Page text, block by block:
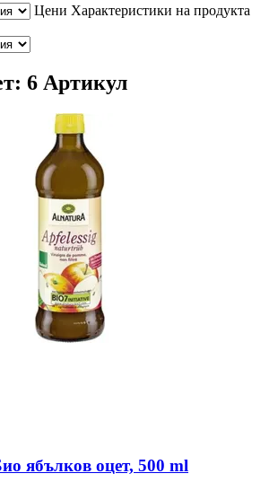
Цени Характеристики на продукта
6 Артикул
ябълков оцет, 500 ml